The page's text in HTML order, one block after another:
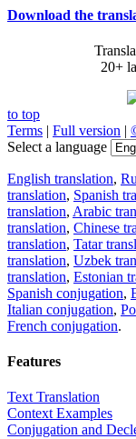
Download the
20+
to top
Terms | Full version |
Select a language
English translation,
translation, Spanish
translation, Arabic
translation, Chinese
translation, Tatar
translation, Uzbek
translation, Estonian
Spanish conjugation,
Italian conjugation,
French conjugation.
Features
Text Translation
Context Examples
Conjugation and